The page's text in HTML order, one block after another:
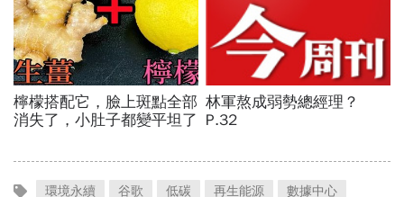
環境永續 谷歌 低碳 再生能源 數據中心